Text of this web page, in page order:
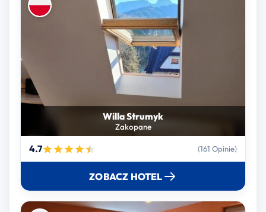
Willa Strumyk
Zakopane
4.7 (161 Opinie)
ZOBACZ HOTEL